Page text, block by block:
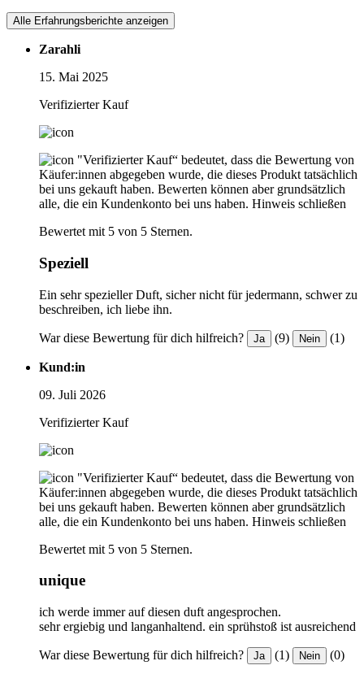
Alle Erfahrungsberichte anzeigen
Zarahli
15. Mai 2025
Verifizierter Kauf
"Verifizierter Kauf“ bedeutet, dass die Bewertung von
Käufer:innen abgegeben wurde, die dieses Produkt tatsächlich
bei uns gekauft haben. Bewerten können aber grundsätzlich
alle, die ein Kundenkonto bei uns haben. Hinweis schließen
Bewertet mit 5 von 5 Sternen.
Speziell
Ein sehr spezieller Duft, sicher nicht für jedermann, schwer zu
beschreiben, ich liebe ihn.
War diese Bewertung für dich hilfreich? Ja (9) Nein (1)
Kund:in
09. Juli 2026
Verifizierter Kauf
"Verifizierter Kauf“ bedeutet, dass die Bewertung von
Käufer:innen abgegeben wurde, die dieses Produkt tatsächlich
bei uns gekauft haben. Bewerten können aber grundsätzlich
alle, die ein Kundenkonto bei uns haben. Hinweis schließen
Bewertet mit 5 von 5 Sternen.
unique
ich werde immer auf diesen duft angesprochen.
sehr ergiebig und langanhaltend. ein sprühstoß ist ausreichend
War diese Bewertung für dich hilfreich? Ja (1) Nein (0)